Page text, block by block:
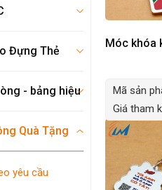
Đựng Thẻ
- bảng hiệu
Quà Tặng
yêu cầu
Móc khóa
Mã sản
Giá tham